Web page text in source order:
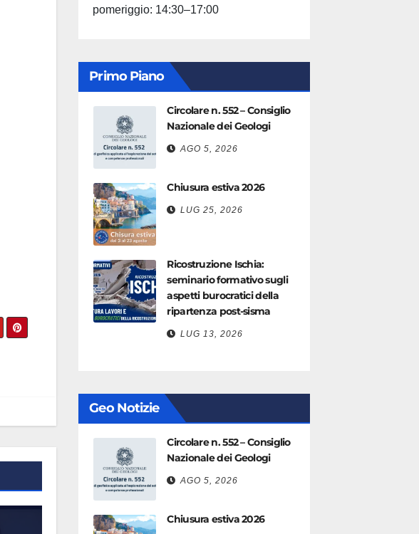
pomeriggio: 14:30–17:00
Primo Piano
Circolare n. 552 – Consiglio
Nazionale dei Geologi
AGO 5, 2026
Chiusura estiva 2026
LUG 25, 2026
Ricostruzione Ischia:
seminario formativo sugli
aspetti burocratici della
ripartenza post-sisma
LUG 13, 2026
Geo Notizie
Circolare n. 552 – Consiglio
Nazionale dei Geologi
AGO 5, 2026
Chiusura estiva 2026